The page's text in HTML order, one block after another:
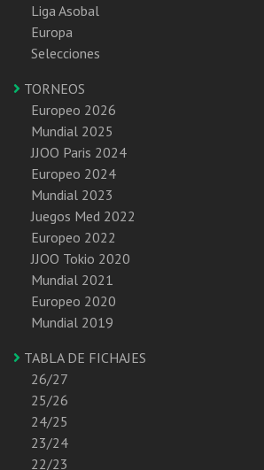
Liga Asobal
Europa
Selecciones
TORNEOS
Europeo 2026
Mundial 2025
JJOO Paris 2024
Europeo 2024
Mundial 2023
Juegos Med 2022
Europeo 2022
JJOO Tokio 2020
Mundial 2021
Europeo 2020
Mundial 2019
TABLA DE FICHAJES
26/27
25/26
24/25
23/24
22/23